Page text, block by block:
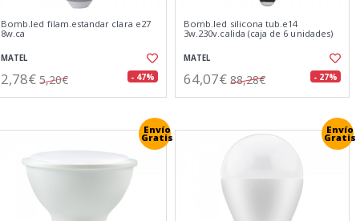
Bomb.led filam.estandar clara e27
8w.ca
MATEL
2,78€ 5,20€ - 47%
Bomb.led silicona tub.e14
3w.230v.calida (caja de 6 unidades)
MATEL
64,07€ 88,28€ - 27%
Envío
Gratis
Envío
Gratis